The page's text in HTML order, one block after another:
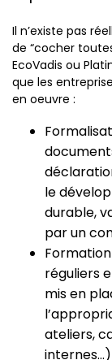
Il n’existe pas
de “cocher
EcoVadis ou
que les
en oeuvre :
le
durable,
par un
réguliers
mis en
ateliers,
internes…)